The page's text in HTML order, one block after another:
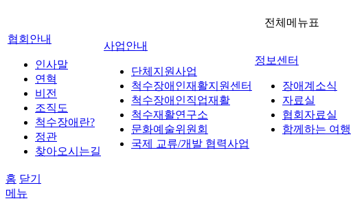
전체메뉴표
협회안내
인사말
연혁
비전
조직도
척수장애란?
정관
찾아오시는길
사업안내
단체지원사업
척수장애인재활지원센터
척수장애인직업재활
척수재활연구소
문화예술위원회
국제 교류/개발 협력사업
정보센터
장애계소식
자료실
협회자료실
함께하는 여행
홈 닫기
메뉴